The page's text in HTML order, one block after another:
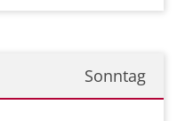
Sonntag